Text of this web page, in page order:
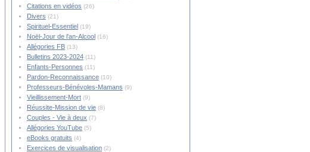
Citations en vidéos (26)
Divers (21)
Spirituel-Essentiel (19)
Noël-Jour de l'an-Alcool (16)
Allégories FB (13)
Bulletins 2023-2024 (11)
Enfants-Personnes (11)
Pardon-Reconnaissance (10)
Professeurs-Bénévoles-Mamans (9)
Vieillissement-Mort (9)
Réussite-Mission de vie (8)
Couples - Vie à deux (7)
Allégories YouTube (5)
eBooks gratuits (4)
Exercices de visualisation (2)